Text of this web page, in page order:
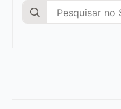
Search
for: